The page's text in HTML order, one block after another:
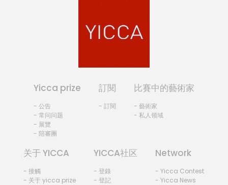
Yicca prize
- 公告
- 常问问题
- 展覽
- 陪審團
訂閱
- 訂閱
比賽中的藝術家
- 藝術家
- 私人领域
关于 YICCA
- 接觸
- 关于 yicca prize
YICCA社区
- 登錄
- 登記
Network
- Yicca Contest
- Yicca News